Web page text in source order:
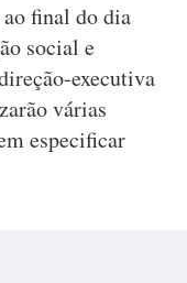
final do dia
social e
executiva
várias
especificar